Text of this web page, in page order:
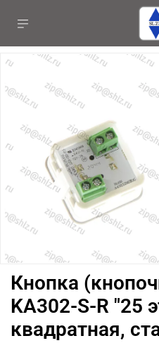
Кнопка
KA302-S-R "25
квадратная,